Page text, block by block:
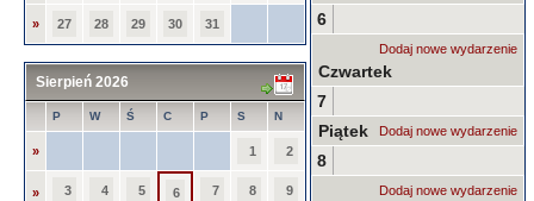
» 27 28 29 30 31
Sierpień 2026
P W Ś C P S N
» 1 2
» 3 4 5 6 7 8 9
6
Dodaj nowe wydarzenie
Czwartek
7
Dodaj nowe wydarzenie
Piątek
8
Dodaj nowe wydarzenie